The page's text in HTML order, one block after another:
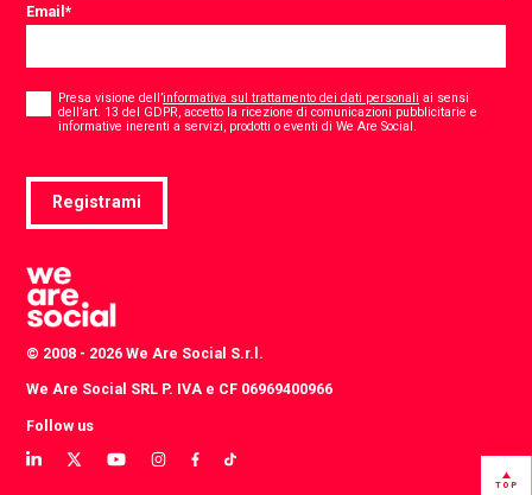
Email*
Consent
Presa visione dell’informativa sul trattamento dei dati personali ai sensi
dell’art. 13 del GDPR, accetto la ricezione di comunicazioni pubblicitarie e
informative inerenti a servizi, prodotti o eventi di We Are Social.
Registrami
© 2008 - 2026 We Are Social S.r.l.
We Are Social SRL P. IVA e CF 06969400966
Follow us
View
View
View
View
ViewView
TOP